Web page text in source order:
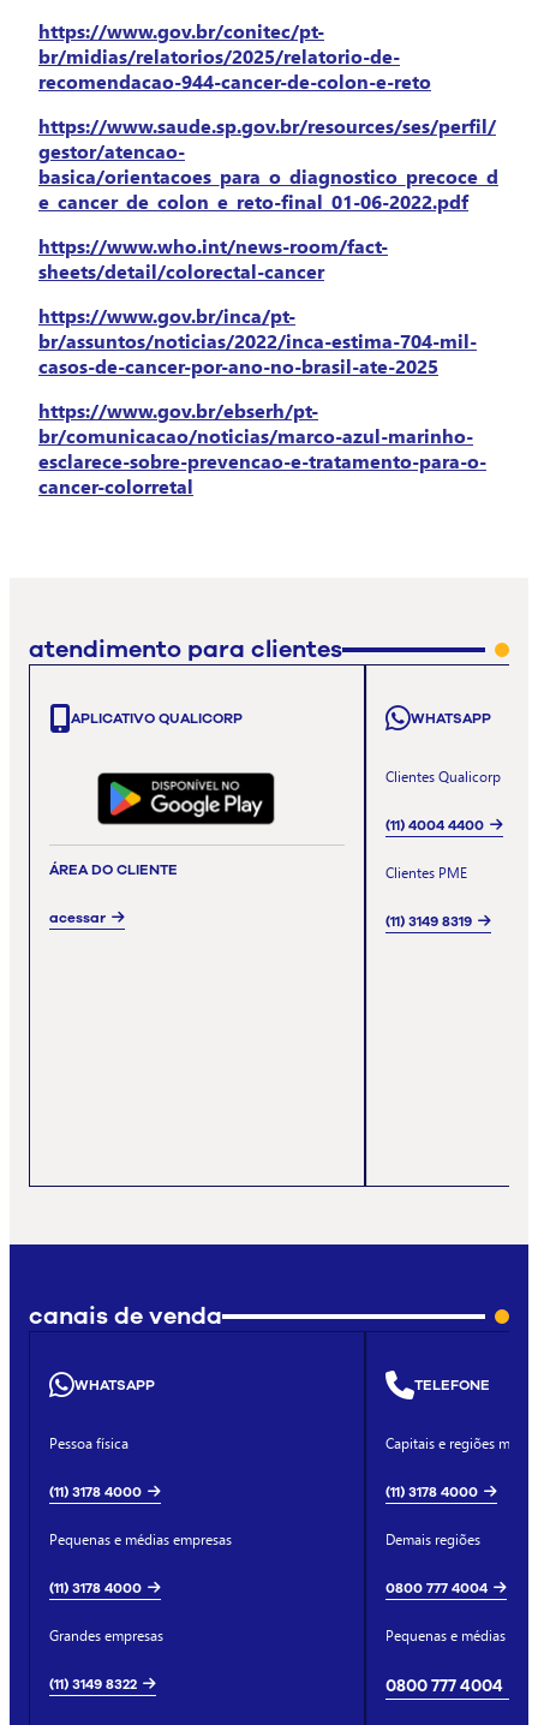
https://www.gov.br/conitec/pt-
br/midias/relatorios/2025/relatorio-de-
recomendacao-944-cancer-de-colon-e-reto
https://www.saude.sp.gov.br/resources/ses/perfil/
gestor/atencao-
basica/orientacoes_para_o_diagnostico_precoce_d
e_cancer_de_colon_e_reto-final_01-06-2022.pdf
https://www.who.int/news-room/fact-
sheets/detail/colorectal-cancer
https://www.gov.br/inca/pt-
br/assuntos/noticias/2022/inca-estima-704-mil-
casos-de-cancer-por-ano-no-brasil-ate-2025
https://www.gov.br/ebserh/pt-
br/comunicacao/noticias/marco-azul-marinho-
esclarece-sobre-prevencao-e-tratamento-para-o-
cancer-colorretal
atendimento para clientes
APLICATIVO QUALICORP
ÁREA DO CLIENTE
acessar
WHATSAPP
Clientes Qualicorp
(11) 4004 4400
Clientes PME
(11) 3149 8319
canais de venda
WHATSAPP
Pessoa física
(11) 3178 4000
Pequenas e médias empresas
(11) 3178 4000
Grandes empresas
(11) 3149 8322
TELEFONE
Capitais e regiões
(11) 3178 4000
Demais regiões
0800 777 4004
Pequenas e médias
0800 777 4004